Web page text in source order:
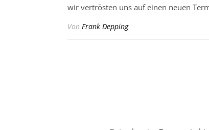
wir vertrösten uns auf einen neuen
Von Frank Depping